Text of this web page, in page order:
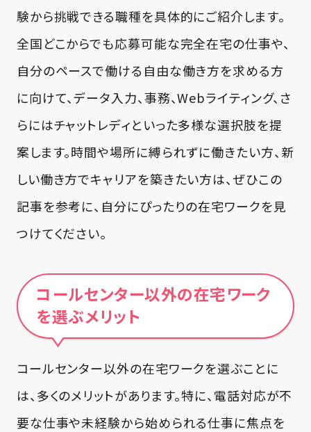
験から挑戦できる職種を具体的にご紹介します。
全国どこからでも応募可能な完全在宅の仕事や、
自分のペースで働ける自由な働き方を求める方
に向けて、データ入力、事務、Webライティング、さ
らにはチャットレディといった多様な選択肢を提
案します。時間や場所に縛られずに働きたい方、新
しい働き方でキャリアを築きたい方は、ぜひこの
記事を参考に、自分にぴったりの在宅ワークを見
つけてください。
コールセンター以外の在宅ワーク
を選ぶメリット
コールセンター以外の在宅ワークを選ぶことに
は、多くのメリットがあります。特に、電話対応が不
要な仕事や未経験から始められる仕事に焦点を